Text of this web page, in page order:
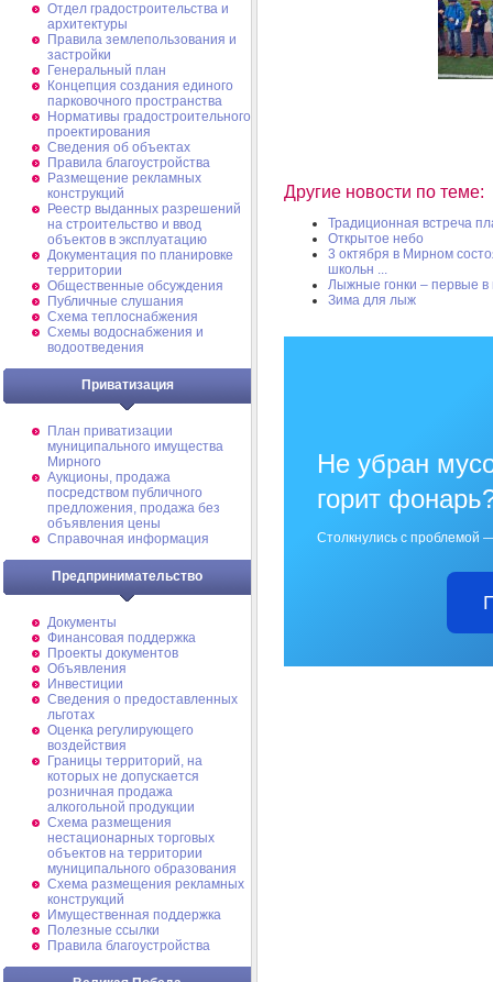
Отдел градостроительства и
архитектуры
Правила землепользования и
застройки
Генеральный план
Концепция создания единого
парковочного пространства
Нормативы градостроительного
проектирования
Сведения об объектах
Правила благоустройства
Размещение рекламных
конструкций
Реестр выданных разрешений
на строительство и ввод
объектов в эксплуатацию
Документация по планировке
территории
Общественные обсуждения
Публичные слушания
Схема теплоснабжения
Схемы водоснабжения и
водоотведения
Приватизация
План приватизации
муниципального имущества
Мирного
Аукционы, продажа
посредством публичного
предложения, продажа без
объявления цены
Справочная информация
Предпринимательство
Документы
Финансовая поддержка
Проекты документов
Объявления
Инвестиции
Сведения о предоставленных
льготах
Оценка регулирующего
воздействия
Границы территорий, на
которых не допускается
розничная продажа
алкогольной продукции
Схема размещения
нестационарных торговых
объектов на территории
муниципального образования
Схема размещения рекламных
конструкций
Имущественная поддержка
Полезные ссылки
Правила благоустройства
Другие новости по теме:
Традиционная встреча
Открытое небо
3 октября в Мирном
школьн ...
Лыжные гонки – первые в
Зима для лыж
Не убран
горит
Столкнулись с проблемой